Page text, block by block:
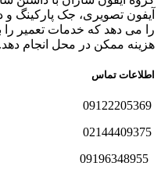
آیفون تصویری، جک پارکینگ و
را می دهد که خدمات تعمیر را
هزینه ممکن در محل انجام دهد.
اطلاعات تماس